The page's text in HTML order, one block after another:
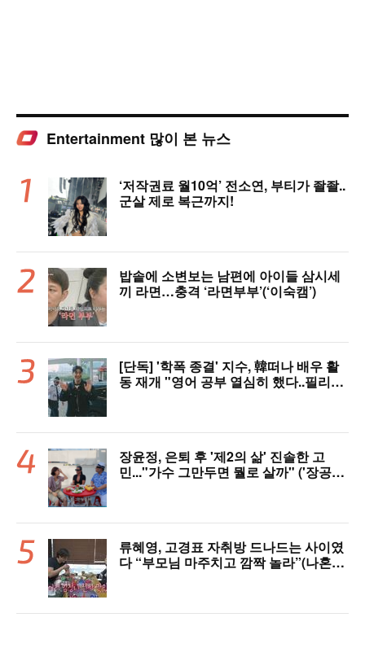
Entertainment 많이 본 뉴스
‘저작권료 월10억’ 전소연, 부티가 좔좔..
군살 제로 복근까지!
밥솥에 소변보는 남편에 아이들 삼시세
끼 라면…충격 ‘라면부부’(‘이숙캠’)
[단독] '학폭 종결' 지수, 韓떠나 배우 활
동 재개 "영어 공부 열심히 했다..필리핀
장윤정, 은퇴 후 '제2의 삶' 진솔한 고
민..."가수 그만두면 뭘로 살까" ('장공장
류혜영, 고경표 자취방 드나드는 사이였
다 “부모님 마주치고 깜짝 놀라”(나혼자